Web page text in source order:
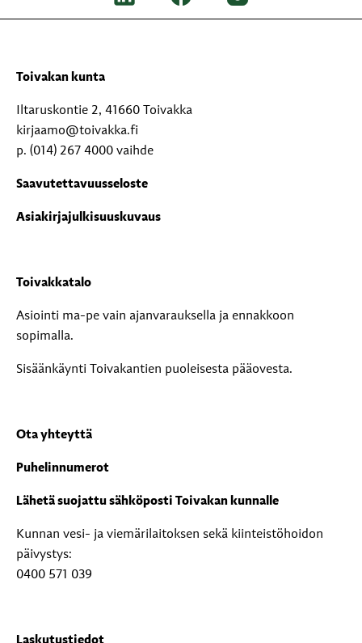
Toivakan kunta
Iltaruskontie 2, 41660 Toivakka
kirjaamo@toivakka.fi
p. (014) 267 4000 vaihde
Saavutettavuusseloste
Asiakirjajulkisuuskuvaus
Toivakkatalo
Asiointi ma-pe vain ajanvarauksella ja ennakkoon
sopimalla.
Sisäänkäynti Toivakantien puoleisesta pääovesta.
Ota yhteyttä
Puhelinnumerot
Lähetä suojattu sähköposti Toivakan kunnalle
Kunnan vesi- ja viemärilaitoksen sekä kiinteistöhoidon
päivystys:
0400 571 039